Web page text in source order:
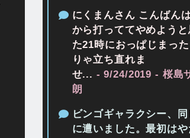
にくまんさん こんばん
から打っててやめようと
た21時におっぱじまっ
りゃ立ち直れま
せ... - 9/24/2019 - 桜島
朗
ビンゴギャラクシー、同
に遭いました。最初はや